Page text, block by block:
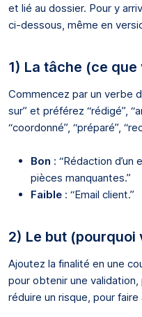
et lié au dossier. Pour y
ci-dessous, même en
1) La tâche (ce
Commencez par un verbe
sur” et préférez “rédigé”,
“coordonné”, “préparé”,
Bon : “Rédaction d’un
pièces manquantes.”
Faible : “Email client.”
2) Le but (pourquoi
Ajoutez la finalité en une
pour obtenir une
réduire un risque, pour